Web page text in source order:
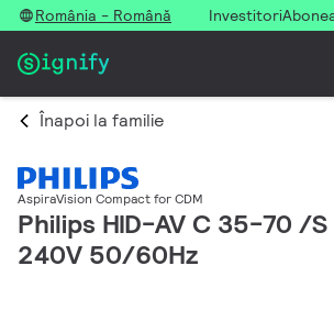
România - Română Investitori
Înapoi la familie
AspiraVision Compact for CDM
Philips HID-AV C 35-70 /
240V 50/60Hz